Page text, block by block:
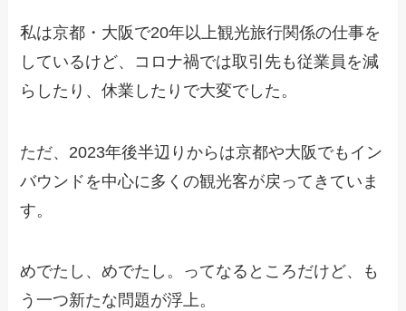
私は京都・大阪で20年以上観光旅行関係の仕事を
しているけど、コロナ禍では取引先も従業員を減
らしたり、休業したりで大変でした。
ただ、2023年後半辺りからは京都や大阪でもイン
バウンドを中心に多くの観光客が戻ってきていま
す。
めでたし、めでたし。ってなるところだけど、も
う一つ新たな問題が浮上。